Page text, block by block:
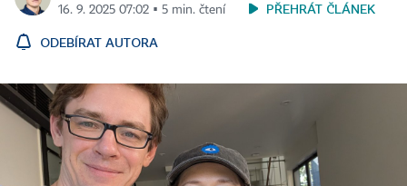
16. 9. 2025 07:02 ▪ 5 min. čtení
PŘEHRÁT ČLÁNEK
ODEBÍRAT AUTORA